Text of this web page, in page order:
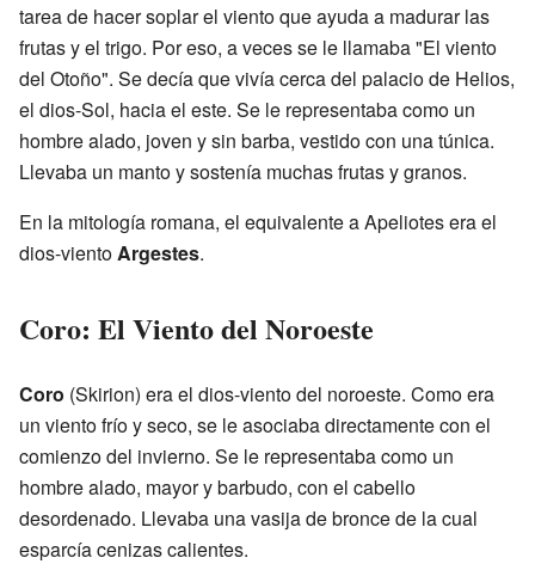
tarea de hacer soplar el viento que ayuda a madurar las
frutas y el trigo. Por eso, a veces se le llamaba "El viento
del Otoño". Se decía que vivía cerca del palacio de Helios,
el dios-Sol, hacia el este. Se le representaba como un
hombre alado, joven y sin barba, vestido con una túnica.
Llevaba un manto y sostenía muchas frutas y granos.
En la mitología romana, el equivalente a Apeliotes era el
dios-viento Argestes.
Coro: El Viento del Noroeste
Coro (Skirion) era el dios-viento del noroeste. Como era
un viento frío y seco, se le asociaba directamente con el
comienzo del invierno. Se le representaba como un
hombre alado, mayor y barbudo, con el cabello
desordenado. Llevaba una vasija de bronce de la cual
esparcía cenizas calientes.